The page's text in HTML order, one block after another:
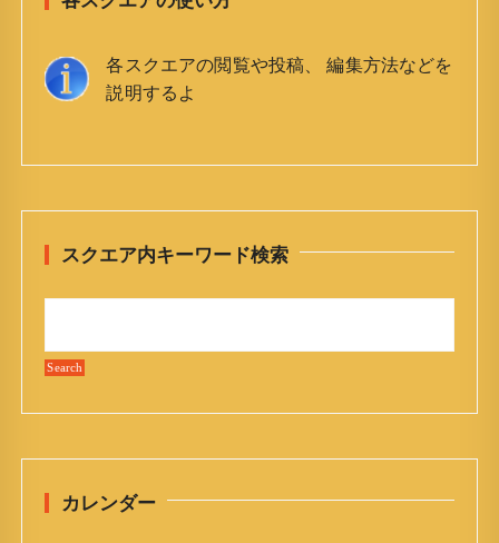
各スクエアの閲覧や投稿、 編集方法などを
説明するよ
スクエア内キーワード検索
カレンダー